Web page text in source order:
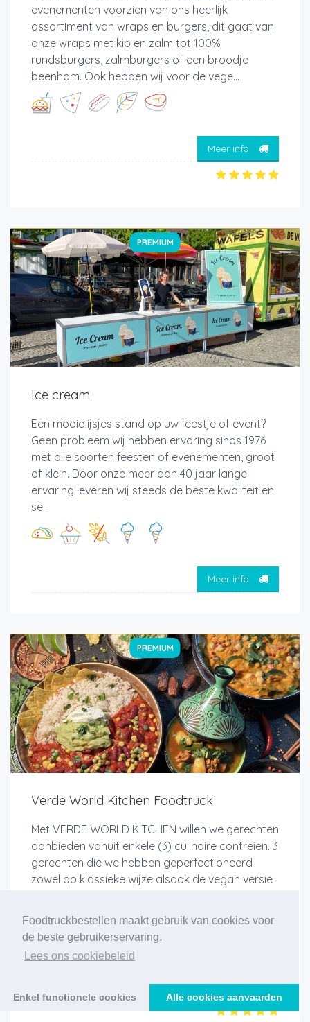
Foodtruckbestellen maakt gebruik van cookies voor
de beste gebruikerservaring.
Lees ons cookiebeleid
Enkel functionele cookies Alle cookies aanvaarden
evenementen voorzien van ons heerlijk
assortiment van wraps en burgers, dit gaat van
onze wraps met kip en zalm tot 100%
rundsburgers, zalmburgers of een broodje
beenham. Ook hebben wij voor de vege...
Meer info
PREMIUM
Ice cream
Een mooie ijsjes stand op uw feestje of event?
Geen probleem wij hebben ervaring sinds 1976
met alle soorten feesten of evenementen, groot
of klein. Door onze meer dan 40 jaar lange
ervaring leveren wij steeds de beste kwaliteit en
se...
Meer info
PREMIUM
Verde World Kitchen Foodtruck
Met VERDE WORLD KITCHEN willen we gerechten
aanbieden vanuit enkele (3) culinaire contreien. 3
gerechten die we hebben geperfectioneerd
zowel op klassieke wijze alsook de vegan versie
toppings...
Meer info